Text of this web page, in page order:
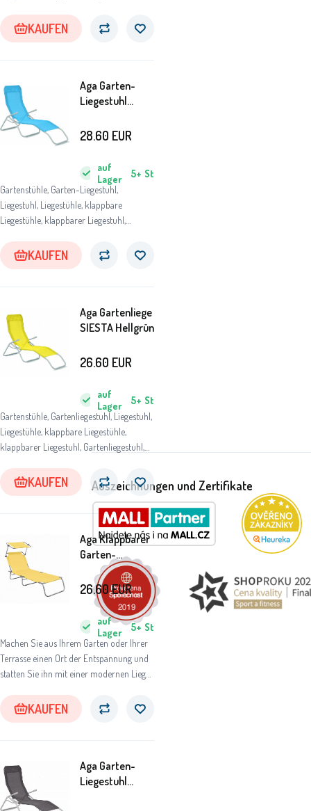
Gartenliege, Strandliege aus Holz,
Relaxliege für Garten
KAUFEN
Aga Garten-
Liegestuhl
Gartenstühle, Garten-Liegestuhl,
Liegestuhl, Liegestühle, klappbare
Liegestühle, klappbarer Liegestuhl,
Gartenliege, Strandliege aus Holz,
Relaxliege für Garten
auf
Lager
5+ St
28.60 EUR
KAUFEN
Aga Gartenliege
SIESTA Hellgrün
Gartenstühle, Gartenliegestuhl, Liegestuhl,
Liegestühle, klappbare Liegestühle,
klappbarer Liegestuhl, Gartenliegestuhl,
Strandliege aus Holz, Relaxliege für
Garten
auf
Lager
5+ St
26.60 EUR
KAUFEN
Aga Klappbarer
Garten-
Liegestuhl mit
Baldachin Gelb
Machen Sie aus Ihrem Garten oder Ihrer
Terrasse einen Ort der Entspannung und
statten Sie ihn mit einer modernen Liege
auf
Lager
5+ St
26.60 EUR
KAUFEN
Aga Garten-
Liegestuhl
Auszeichnungen und Zertifikate